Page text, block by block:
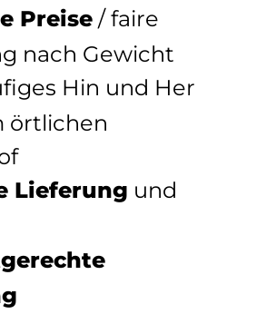
Preise / faire
nach Gewicht
Hin und Her
örtlichen
Lieferung und